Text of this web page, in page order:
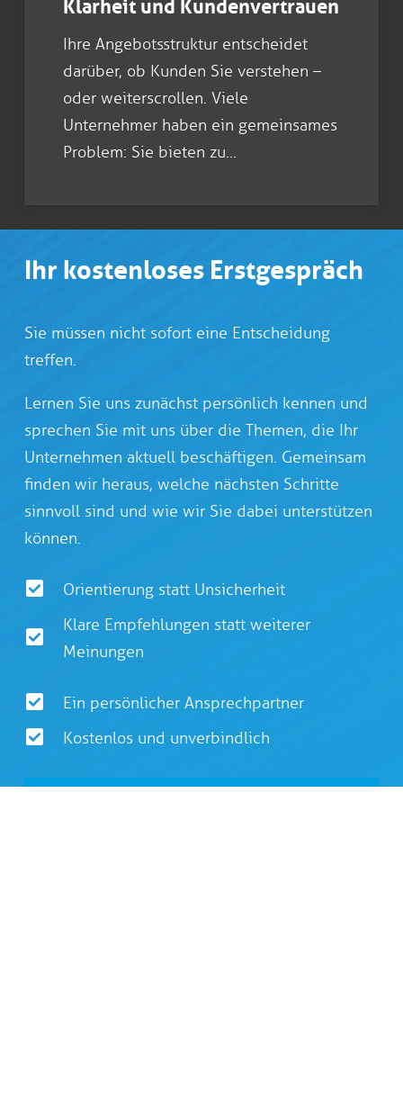
Klarheit und Kundenvertrauen
Ihre Angebotsstruktur entscheidet
darüber, ob Kunden Sie verstehen –
oder weiterscrollen. Viele
Unternehmer haben ein gemeinsames
Problem: Sie bieten zu…
Ihr kostenloses Erstgespräch
Sie müssen nicht sofort eine Entscheidung
treffen.
Lernen Sie uns zunächst persönlich kennen und
sprechen Sie mit uns über die Themen, die Ihr
Unternehmen aktuell beschäftigen. Gemeinsam
finden wir heraus, welche nächsten Schritte
sinnvoll sind und wie wir Sie dabei unterstützen
können.
Orientierung statt Unsicherheit
Klare Empfehlungen statt weiterer
Meinungen
Ein persönlicher Ansprechpartner
Kostenlos und unverbindlich